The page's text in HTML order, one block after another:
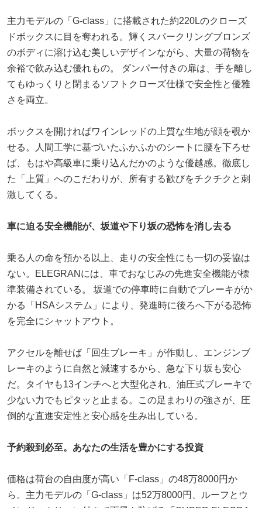
主力モデルの「G-class」に搭載された約220Lのクローズ
ドボックスに目を奪われる。輝くスパークリングブロンズ
のボディに溶け込む美しいデザインながら、大量の荷物を
余裕で飲み込む優れもの。 ダンパー付きの扉は、手を離し
てもゆっくりと閉まるソフトクローズ仕様で安全性と優雅
さを両立。
ボックスを開ければワインレッドの上質な生地が顔を覗か
せる。人間工学に基づいたふかふかのシートに腰を下ろせ
ば、もはや高級車に乗り込んだかのような優越感。徹底し
た「上質」へのこだわりが、所有する歓びをチクチクと刺
激してくる。
車に迫る安全機能が、坂道や下り坂の恐怖を消し去る
乗る人の命を預かる以上、走りの安全性にも一切の妥協は
ない。ELEGRANには、車でおなじみの先進安全機能が標
準装備されている。 坂道での停車時に自動でブレーキがか
かる「HSAシステム」により、発進時に後ろへ下がる恐怖
を完全にシャットアウト。
アクセルを離せば「回生ブレーキ」が作動し、エンジンブ
レーキのように自然と減速するから、急な下り坂も安心
だ。タイヤも13インチへと大型化され、油圧式ブレーキで
少ない力でもピタッと止まる。この足まわりの強さが、圧
倒的な直進安定性と安心感を生み出している。
予約殺到必至。あなたの生活を豊かにする投資
価格は荷台の自由度が高い「F-class」の48万8000円か
ら。主力モデルの「G-class」は52万8000円、ルーフとウ